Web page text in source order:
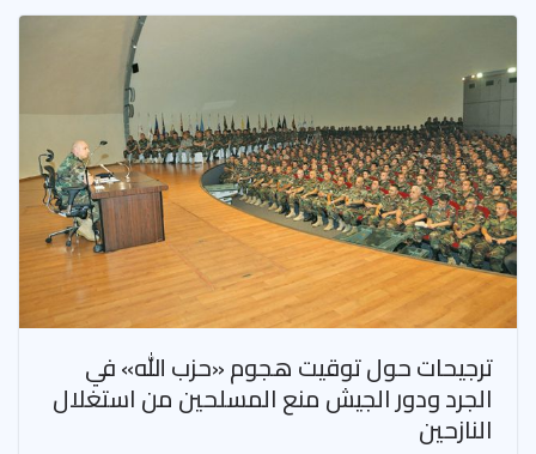
ترجيحات حول توقيت هجوم «حزب الله» في
الجرد ودور الجيش منع المسلحين من استغلال
النازحين